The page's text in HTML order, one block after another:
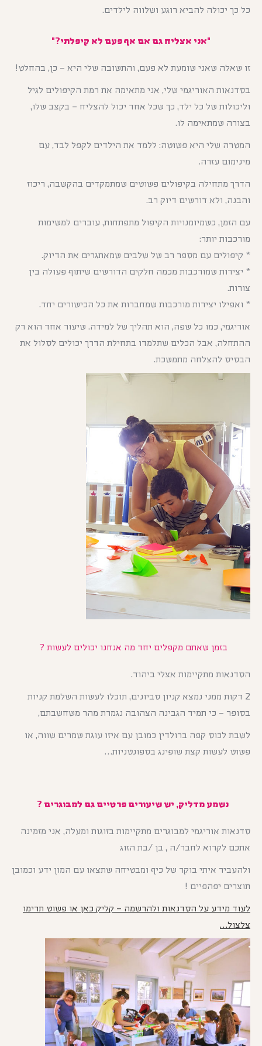
כל כך יכולה להביא רוגע ושלווה לילדים.
"אני אצליח גם אם אף פעם לא קיפלתי?"
זו שאלה שאני שומעת לא פעם, והתשובה שלי היא – כן, בהחלט!
בסדנאות האוריגמי שלי, אני מתאימה את רמת הקיפולים לגיל
וליכולות של כל ילד, כך שכל אחד יכול להצליח – בקצב שלו,
בצורה שמתאימה לו.
המטרה שלי היא פשוטה: ללמד את הילדים לקפל לבד, עם
מינימום עזרה.
הדרך מתחילה בקיפולים פשוטים שמתמקדים בהקשבה, ריכוז
והבנה, ולא דורשים דיוק רב.
עם הזמן, כשמיומנויות הקיפול מתפתחות, עוברים למשימות
מורכבות יותר:
* קיפולים עם מספר רב של שלבים שמאתגרים את הדיוק.
* יצירות שמורכבות מכמה חלקים הדורשים שיתוף פעולה בין
צורות.
* ואפילו יצירות מורכבות שמחברות את כל הכישורים יחד.
אוריגמי, כמו כל שפה, הוא תהליך של למידה. שיעור אחד הוא רק
ההתחלה, אבל הכלים שתלמדו בתחילת הדרך יכולים לסלול את
הבסיס להצלחה מתמשכת.
בזמן שאתם מקפלים יחד מה אנחנו יכולים לעשות ?
הסדנאות מתקיימות אצלי ביהוד.
2 דקות ממני נמצא קניון סביונים, תוכלו לעשות השלמת קניות
בסופר – כי תמיד הגבינה הצהובה נגמרת מהר משחשבתם,
לשבת לכוס קפה ברולדין כמובן עם איזו עוגת שמרים שווה, או
פשוט לעשות קצת שופינג בספונטניות…
נשמע מדליק, יש שיעורים פרטיים גם למבוגרים ?
סדנאות אוריגמי למבוגרים מתקיימות בזוגות ומעלה, אני מזמינה
אתכם לקרוא לחבר/ה , בן /בת הזוג
ולהעביר איתי בוקר של כיף ומבטיחה שתצאו עם המון ידע וכמובן
תוצרים יפהפיים !
לעוד מידע על הסדנאות ולהרשמה – קליק כאן או פשוט תרימו
צלצול…